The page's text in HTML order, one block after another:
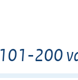
101-200